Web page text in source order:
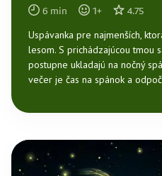
6 min 1+ 4.75
Uspávanka pre najmenších,
lesom. S prichádzajúcou tmou
postupne ukladajú na nočný
večer je čas na spánok a